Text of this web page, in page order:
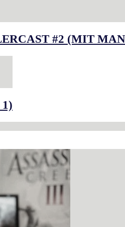
#2 (MIT